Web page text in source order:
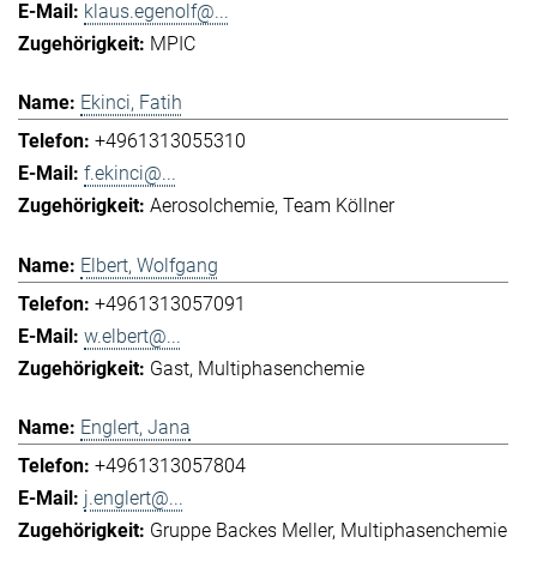
klaus.egenolf@...
MPIC
Ekinci, Fatih
+4961313055310
f.ekinci@...
Aerosolchemie Team Köllner
Elbert, Wolfgang
+4961313057091
w.elbert@...
Gast Multiphasenchemie
Englert, Jana
+4961313057804
j.englert@...
Gruppe Backes Meller Multiphasenchemie